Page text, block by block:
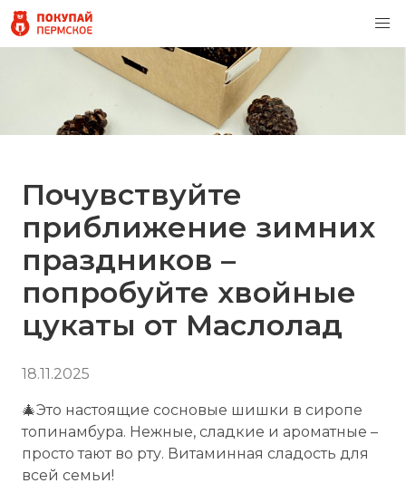
Почувствуйте
приближение зимних
праздников –
попробуйте хвойные
цукаты от Маслолад
18.11.2025
🎄Это настоящие сосновые шишки в сиропе
топинамбура. Нежные, сладкие и ароматные –
просто тают во рту. Витаминная сладость для
всей семьи!